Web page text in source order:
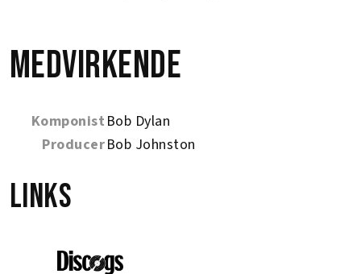
Medvirkende
Komponist Bob Dylan
ProducerBob Johnston
Links